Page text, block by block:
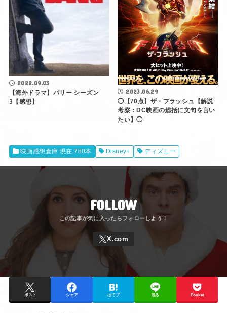
2022.09.03
【海外ドラマ】バリー シーズン
3【感想】
2023.06.29
◯【70点】ザ・フラッシュ【解説
考察：DC映画の総括に文句を言い
たい】◯
映画感想倉庫 現在:780本 Disney+ ディズニー
FOLLOW
ポスト シェア はてブ 送る Pocket